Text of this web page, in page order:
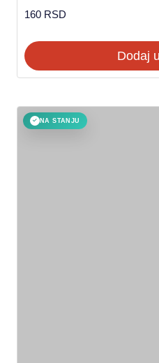
160 RSD
Dodaj
✓ NA STANJU